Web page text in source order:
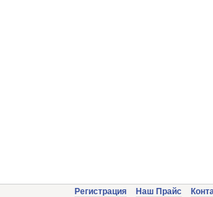
Регистрация Наш Прайс